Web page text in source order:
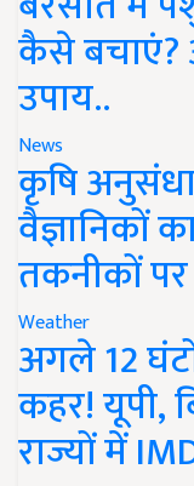
कैसे बचाएं?
उपाय..
News
कृषि
वैज्ञानिकों
तकनीकों
Weather
अगले 12
कहर! यूपी,
राज्यों में